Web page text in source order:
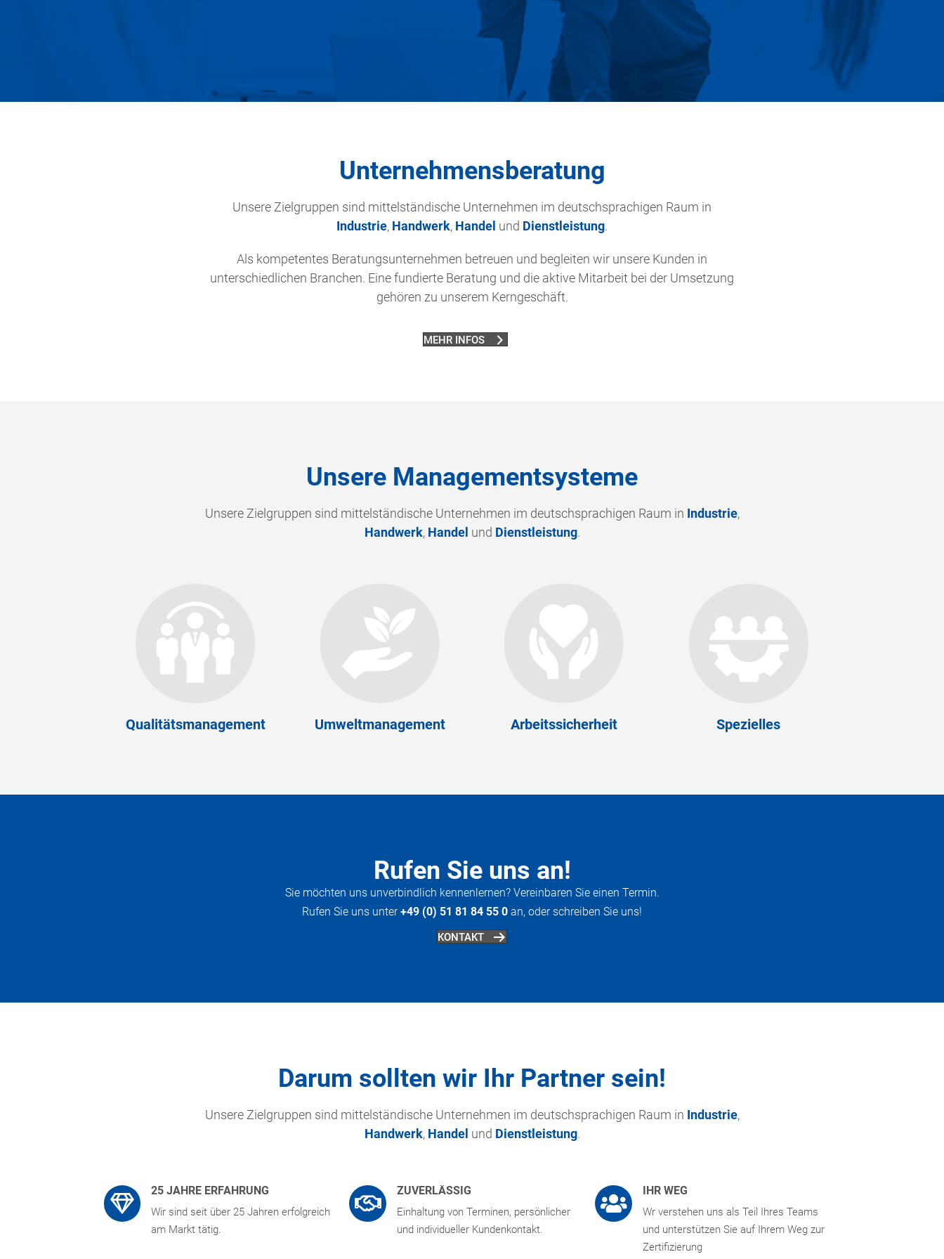
Unternehmensberatung
Unsere Zielgruppen sind mittelständische Unternehmen im deutschsprachigen Raum in
Industrie, Handwerk, Handel und Dienstleistung.
Als kompetentes Beratungsunternehmen betreuen und begleiten wir unsere Kunden in
unterschiedlichen Branchen. Eine fundierte Beratung und die aktive Mitarbeit bei der Umsetzung
gehören zu unserem Kerngeschäft.
MEHR INFOS
Unsere Managementsysteme
Unsere Zielgruppen sind mittelständische Unternehmen im deutschsprachigen Raum in Industrie,
Handwerk, Handel und Dienstleistung.
Qualitätsmanagement Umweltmanagement Arbeitssicherheit Spezielles
Rufen Sie uns an!
Sie möchten uns unverbindlich kennenlernen? Vereinbaren Sie einen Termin.
Rufen Sie uns unter+49 (0) 51 81 84 55 0 an, oder schreiben Sie uns!
KONTAKT
Darum sollten wir Ihr Partner sein!
Unsere Zielgruppen sind mittelständische Unternehmen im deutschsprachigen Raum in Industrie,
Handwerk, Handel und Dienstleistung.
25 JAHRE ERFAHRUNG
Wir sind seit über 25 Jahren erfolgreich
am Markt tätig.
ZUVERLÄSSIG
Einhaltung von Terminen, persönlicher
und individueller Kundenkontakt.
IHR WEG
Wr verstehen uns als Teil Ihres Teams
und unterstützen Sie auf Ihrem Weg zur
Zertifizierung